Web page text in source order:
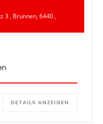
3 , Brunnen, 6440 ,
DETAILS ANZEIGEN